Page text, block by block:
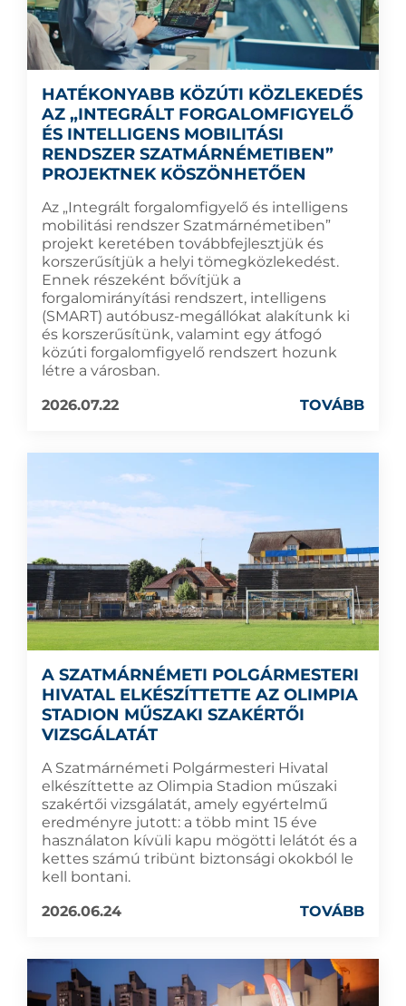
HATÉKONYABB KÖZÚTI KÖZLEKEDÉS
AZ „INTEGRÁLT FORGALOMFIGYELŐ
ÉS INTELLIGENS MOBILITÁSI
RENDSZER SZATMÁRNÉMETIBEN”
PROJEKTNEK KÖSZÖNHETŐEN
Az „Integrált forgalomfigyelő és intelligens
mobilitási rendszer Szatmárnémetiben”
projekt keretében továbbfejlesztjük és
korszerűsítjük a helyi tömegközlekedést.
Ennek részeként bővítjük a
forgalomirányítási rendszert, intelligens
(SMART) autóbusz-megállókat alakítunk ki
és korszerűsítünk, valamint egy átfogó
közúti forgalomfigyelő rendszert hozunk
létre a városban.
2026.07.22
TOVÁBB
A SZATMÁRNÉMETI POLGÁRMESTERI
HIVATAL ELKÉSZÍTTETTE AZ OLIMPIA
STADION MŰSZAKI SZAKÉRTŐI
VIZSGÁLATÁT
A Szatmárnémeti Polgármesteri Hivatal
elkészíttette az Olimpia Stadion műszaki
szakértői vizsgálatát, amely egyértelmű
eredményre jutott: a több mint 15 éve
használaton kívüli kapu mögötti lelátót és a
kettes számú tribünt biztonsági okokból le
kell bontani.
2026.06.24
TOVÁBB